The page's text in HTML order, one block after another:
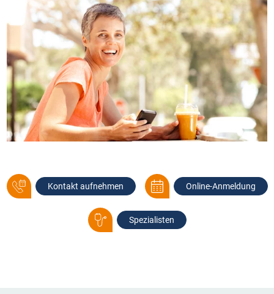
Kontakt aufnehmen Online-Anmeldung
Spezialisten